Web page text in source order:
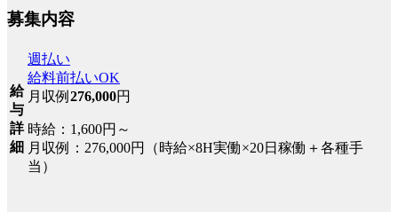
募集内容
給
与
詳
細
週払い
給料前払いOK
月収例 276,000円
時給：1,600円～
月収例：276,000円（時給×8H実働×20日稼働＋各種手
当）